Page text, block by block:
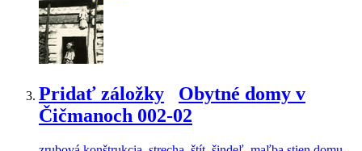
Pridať záložky
Obytné domy v
Čičmanoch 002-02